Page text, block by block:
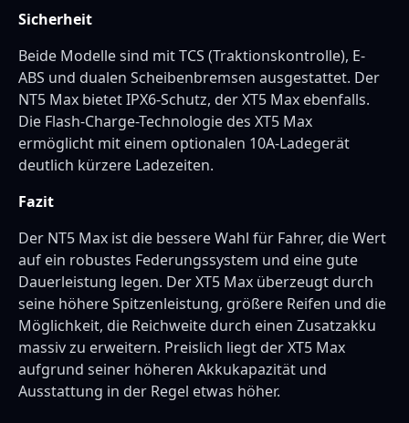
Sicherheit
Beide Modelle sind mit TCS (Traktionskontrolle), E-
ABS und dualen Scheibenbremsen ausgestattet. Der
NT5 Max bietet IPX6-Schutz, der XT5 Max ebenfalls.
Die Flash-Charge-Technologie des XT5 Max
ermöglicht mit einem optionalen 10A-Ladegerät
deutlich kürzere Ladezeiten.
Fazit
Der NT5 Max ist die bessere Wahl für Fahrer, die Wert
auf ein robustes Federungssystem und eine gute
Dauerleistung legen. Der XT5 Max überzeugt durch
seine höhere Spitzenleistung, größere Reifen und die
Möglichkeit, die Reichweite durch einen Zusatzakku
massiv zu erweitern. Preislich liegt der XT5 Max
aufgrund seiner höheren Akkukapazität und
Ausstattung in der Regel etwas höher.